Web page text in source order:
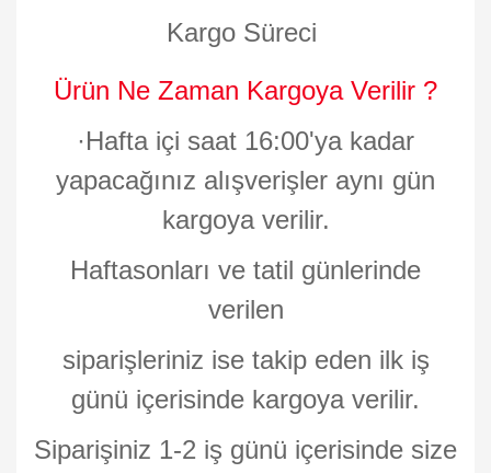
Kargo Süreci
Ürün Ne Zaman Kargoya Verilir ?
·Hafta içi saat 16:00'ya kadar
yapacağınız alışverişler aynı gün
kargoya verilir.
Haftasonları ve tatil günlerinde
verilen
siparişleriniz ise takip eden ilk iş
günü içerisinde kargoya verilir.
Siparişiniz 1-2 iş günü içerisinde size